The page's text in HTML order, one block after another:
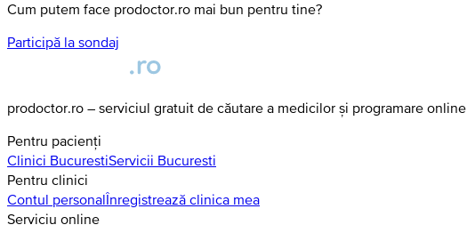
Cum putem face prodoctor.ro mai bun pentru tine?
Participă la sondaj
prodoctor.ro – serviciul gratuit de căutare a medicilor și programare online
Pentru pacienți
Clinici BucurestiServicii Bucuresti
Pentru clinici
Contul personalÎnregistrează clinica mea
Serviciu online